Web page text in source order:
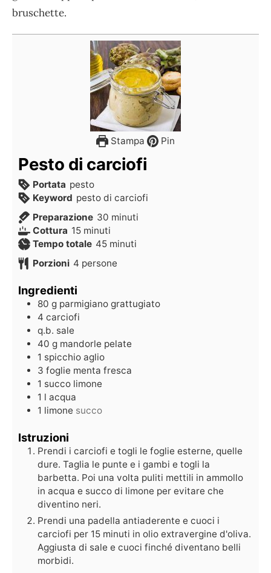
bruschette.
Stampa Pin
Pesto di carciofi
Portata pesto
Keyword pesto di carciofi
Preparazione 30 minuti
Cottura 15 minuti
Tempo totale 45 minuti
Porzioni 4 persone
Ingredienti
80 g parmigiano grattugiato
4 carciofi
q.b. sale
40 g mandorle pelate
1 spicchio aglio
3 foglie menta fresca
1 succo limone
1 l acqua
1 limone succo
Istruzioni
Prendi i carciofi e togli le foglie esterne, quelle
dure. Taglia le punte e i gambi e togli la
barbetta. Poi una volta puliti mettili in ammollo
in acqua e succo di limone per evitare che
diventino neri.
Prendi una padella antiaderente e cuoci i
carciofi per 15 minuti in olio extravergine d'oliva.
Aggiusta di sale e cuoci finché diventano belli
morbidi.